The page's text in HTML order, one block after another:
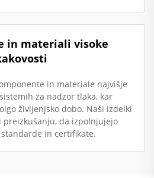
in materiali visoke
in materiale najvišje
za nadzor tlaka, kar
življenjsko dobo. Naši izdelki
preizkušanju, da izpolnjujejo
in certifikate.